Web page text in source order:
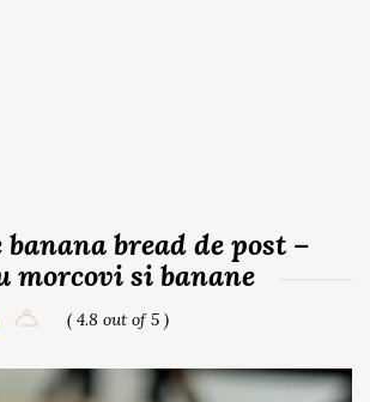
bread de post –
morcovi si banane
( 4.8 out of 5 )